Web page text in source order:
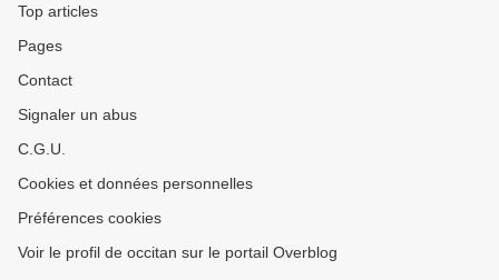
Top articles
Pages
Contact
Signaler un abus
C.G.U.
Cookies et données personnelles
Préférences cookies
Voir le profil de occitan sur le portail Overblog